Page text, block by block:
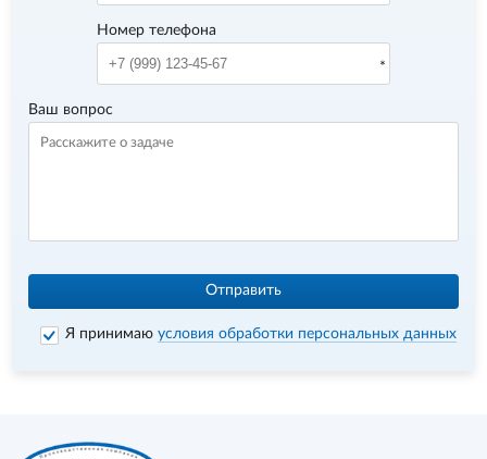
Номер телефона
Ваш вопрос
Отправить
Я принимаюусловия обработки персональных данных